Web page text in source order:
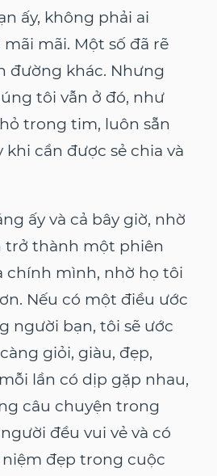
ấy, không phải ai
mãi. Một số đã rẽ
đường khác. Nhưng
tôi vẫn ở đó, như
trong tim, luôn sẵn
cần được sẻ chia và
ấy và cả bây giờ, nhờ
trở thành một phiên
chính mình, nhờ họ tôi
Nếu có một điều ước
người bạn, tôi sẽ ước
giỏi, giàu, đẹp,
lần có dịp gặp nhau,
câu chuyện trong
đều vui vẻ và có
đẹp trong cuộc